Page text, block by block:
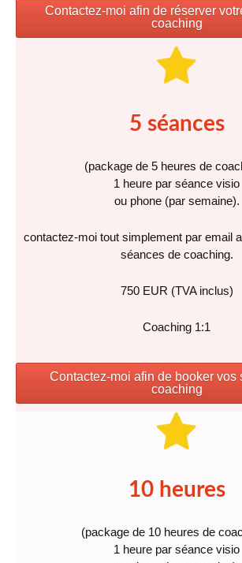
Contactez-moi afin de réserver
coaching
5 séances
(package de 5 heures de
1 heure par séance visio
ou phone (par semaine).
contactez-moi tout simplement par email
séances de coaching.
750 EUR (TVA inclus)
Coaching 1:1
Contactez-moi afin de booker vos
coaching
10 heures
(package de 10 heures de
1 heure par séance visio